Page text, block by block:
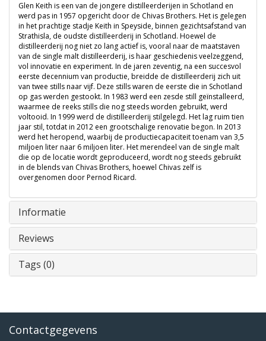
Glen Keith is een van de jongere distilleerderijen in Schotland en
werd pas in 1957 opgericht door de Chivas Brothers. Het is gelegen
in het prachtige stadje Keith in Speyside, binnen gezichtsafstand van
Strathisla, de oudste distilleerderij in Schotland. Hoewel de
distilleerderij nog niet zo lang actief is, vooral naar de maatstaven
van de single malt distilleerderij, is haar geschiedenis veelzeggend,
vol innovatie en experiment. In de jaren zeventig, na een succesvol
eerste decennium van productie, breidde de distilleerderij zich uit
van twee stills naar vijf. Deze stills waren de eerste die in Schotland
op gas werden gestookt. In 1983 werd een zesde still geïnstalleerd,
waarmee de reeks stills die nog steeds worden gebruikt, werd
voltooid. In 1999 werd de distilleerderij stilgelegd. Het lag ruim tien
jaar stil, totdat in 2012 een grootschalige renovatie begon. In 2013
werd het heropend, waarbij de productiecapaciteit toenam van 3,5
miljoen liter naar 6 miljoen liter. Het merendeel van de single malt
die op de locatie wordt geproduceerd, wordt nog steeds gebruikt
in de blends van Chivas Brothers, hoewel Chivas zelf is
overgenomen door Pernod Ricard.
Informatie
Reviews
Tags (0)
Contactgegevens